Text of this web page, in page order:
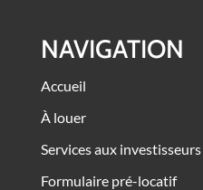
NAVIGATION
Accueil
À louer
Services aux investisseurs
Formulaire pré-locatif